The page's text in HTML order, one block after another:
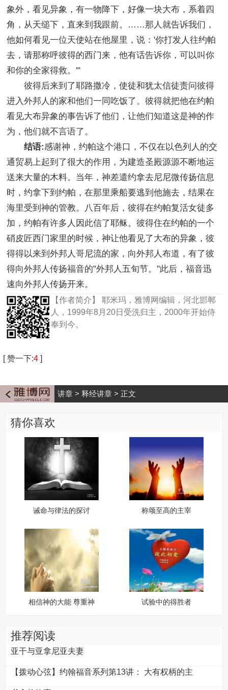
象外，看见异象，有一物降下，好像一块大布，系着四
角，从天缒下，直来到我跟前。……那人就告诉我们，
他如何看见一位天使站在他屋里，说：'你打发人往约帕
去，请那称呼彼得的西门来，他有话告诉你，可以叫你
和你的全家得救。'"
彼得后来到了耶路撒冷，使徒和犹太信徒责问彼得
进入外邦人的家和他们一同吃饭了。彼得就把他在约帕
看见大布异象的事告诉了他们，让他们知道这是神的作
为，他们就不言语了。
结语:感谢神，约帕这个港口，不仅在以色列人的交
通贸易上起到了很大的作用，为建造圣殿源源不断地运
送来大量的木料。当年，神差遣约拿去尼尼微传扬信息
时，约拿下到约帕，在那里乘船要逃到他施去，结果在
海里受到神的管教。八百年后，彼得在约帕复活女徒多
加，约帕有许多人因此信了耶稣。彼得住在约帕的一个
硝皮匠西门家里的时候，神让他看见了大布的异象，彼
得得以来到外邦人哥尼流的家，向外邦人布道，有了彼
得向外邦人传扬福音的"外邦人五旬节。"此后，福音迅
速向外邦人传扬开来。
【作者简介】
耶米玛，雅博网编辑，河北邯郸
人，1999年8月20日受洗归主，2000年开始侍
奉到今。
[赞一下:4 ]
讲章 > 释经讲章 > 正文
猜你喜欢
诫命与律法的探讨 称颂至高的主宰
相信神的大能 尊重神
试验中的得胜者
推荐阅读
亚干与亚拿尼亚夫妻
【拨动心弦】约翰福音系列第13讲： 大有权柄的主